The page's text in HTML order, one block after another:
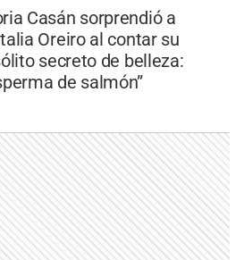
Casán sorprendió a
Oreiro al contar su
secreto de belleza:
de salmón”